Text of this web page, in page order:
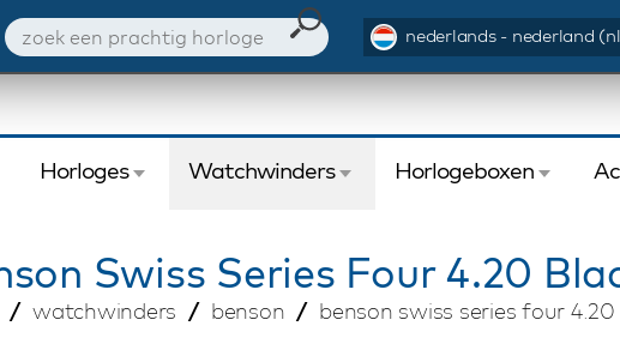
nederlands - nederland
Horloges Watchwinders Horlogeboxen
Swiss Series Four 4.20
watchwinders benson benson swiss series four